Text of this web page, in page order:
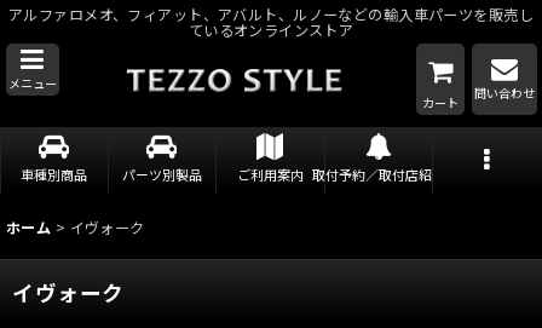
アルファロメオ、フィアット、アバルト、ルノーなどの輸入車パーツを販売し
ているオンラインストア
メニュー
カート
問い合わせ
車種別商品 パーツ別製品 ご利用案内 取付予約／取付店紹介
ホーム > イヴォーク
イヴォーク